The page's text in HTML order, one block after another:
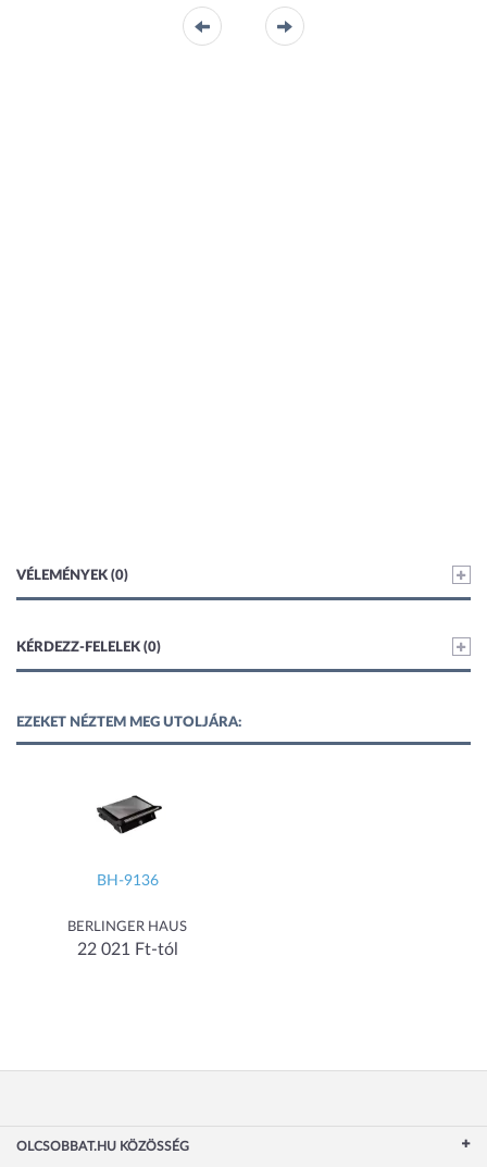
VÉLEMÉNYEK (0)
KÉRDEZZ-FELELEK (0)
EZEKET NÉZTEM MEG UTOLJÁRA:
BH-9136
BERLINGER HAUS
22 021 Ft-tól
OLCSOBBAT.HU KÖZÖSSÉG